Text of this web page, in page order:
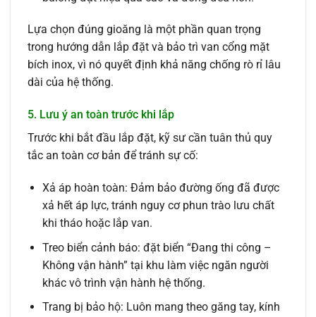
Lựa chọn đúng gioăng là một phần quan trọng
trong hướng dẫn lắp đặt và bảo trì van cổng mặt
bích inox, vì nó quyết định khả năng chống rò rỉ lâu
dài của hệ thống.
5. Lưu ý an toàn trước khi lắp
Trước khi bắt đầu lắp đặt, kỹ sư cần tuân thủ quy
tắc an toàn cơ bản để tránh sự cố:
Xả áp hoàn toàn: Đảm bảo đường ống đã được
xả hết áp lực, tránh nguy cơ phun trào lưu chất
khi tháo hoặc lắp van.
Treo biển cảnh báo: đặt biển “Đang thi công –
Không vận hành” tại khu làm việc ngăn người
khác vô trình vận hành hệ thống.
Trang bị bảo hộ: Luôn mang theo găng tay, kính